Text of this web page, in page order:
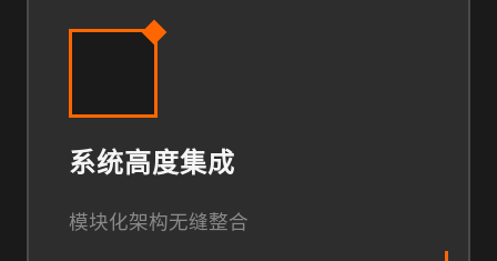
系统高度集成
模块化架构无缝整合